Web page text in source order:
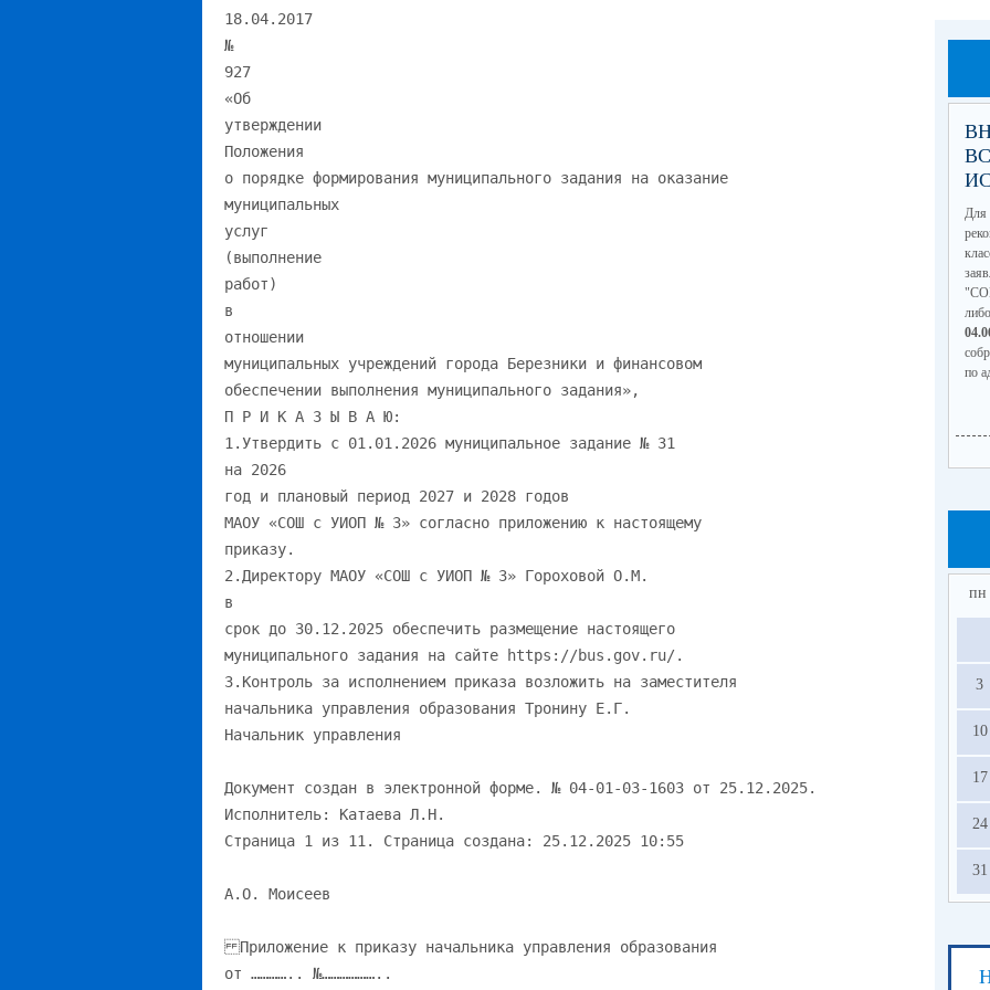
Для
по
пн
3
10
17
24
31